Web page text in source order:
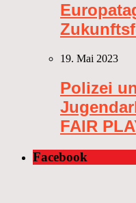
19. Mai 2023
Polizei
FAIR
Facebook